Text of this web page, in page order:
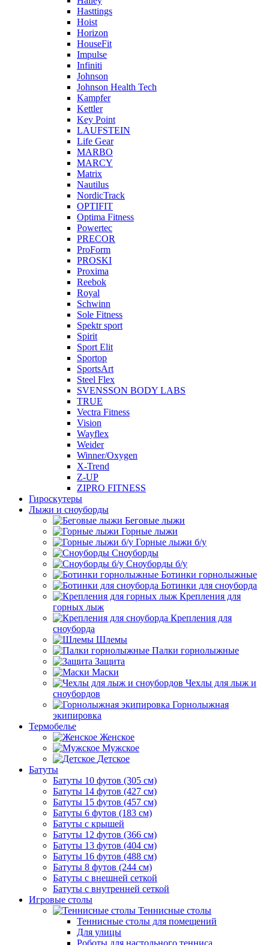
Hasttings
Hoist
Horizon
HouseFit
Impulse
Infiniti
Johnson
Johnson Health Tech
Kampfer
Kettler
Key Point
LAUFSTEIN
Life Gear
MARBO
MARCY
Matrix
Nautilus
NordicTrack
OPTIFIT
Optima Fitness
Powertec
PRECOR
ProForm
PROSKI
Proxima
Reebok
Royal
Schwinn
Sole Fitness
Spektr sport
Spirit
Sport Elit
Sportop
SportsArt
Steel Flex
SVENSSON BODY LABS
TRUE
Vectra Fitness
Vision
Wayflex
Weider
Winner/Oxygen
X-Trend
Z-UP
ZIPRO FITNESS
Гироскутеры
Лыжи и сноуборды
Беговые лыжи
Горные лыжи
Горные лыжи б/у
Сноуборды
Сноуборды б/у
Ботинки горнолыжные
Ботинки для сноуборда
Крепления для
горных лыж
Крепления для
сноуборда
Шлемы
Палки горнолыжные
Защита
Маски
Чехлы для лыж и
сноубордов
Горнолыжная
экипировка
Термобелье
Женское
Мужское
Детское
Батуты
Батуты 10 футов (305 см)
Батуты 14 футов (427 см)
Батуты 15 футов (457 см)
Батуты 6 футов (183 см)
Батуты с крышей
Батуты 12 футов (366 см)
Батуты 13 футов (404 см)
Батуты 16 футов (488 см)
Батуты 8 футов (244 см)
Батуты с внешней сеткой
Батуты с внутренней сеткой
Игровые столы
Теннисные столы
Теннисные столы для помещений
Для улицы
Роботы для настольного тенниса